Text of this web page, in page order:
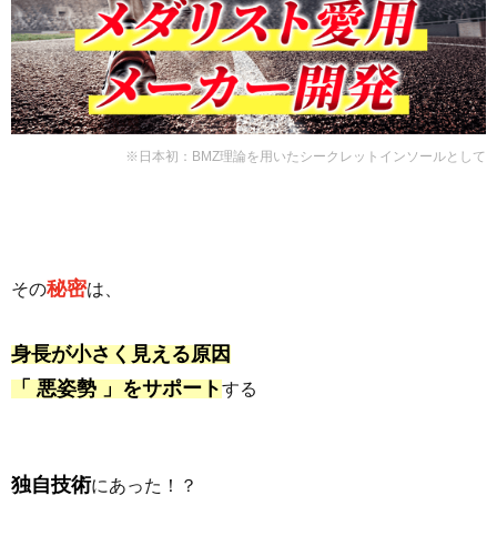
※日本初：BMZ理論を用いたシークレットインソールとして
その秘密は、
身長が小さく見える原因
「 悪姿勢 」をサポートする
独自技術にあった！？